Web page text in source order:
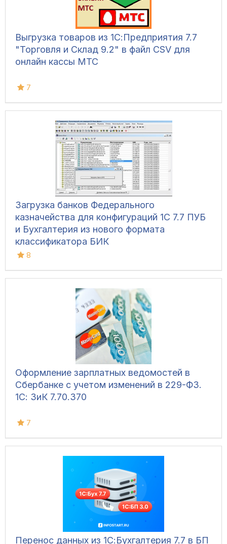
Выгрузка товаров из 1С:Предприятия 7.7
"Торговля и Склад 9.2" в файл CSV для
онлайн кассы МТС
7
Загрузка банков Федерального
казначейства для конфигураций 1С 7.7 ПУБ
и Бухгалтерия из нового формата
классификатора БИК
8
Оформление зарплатных ведомостей в
Сбербанке с учетом изменений в 229-ФЗ.
1С: ЗиК 7.70.370
7
Перенос данных из 1С:Бухгалтерия 7.7 в БП